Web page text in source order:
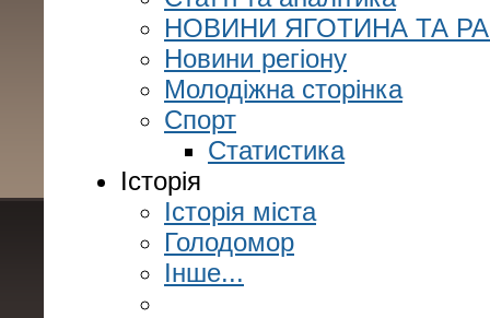
НОВИНИ ЯГОТИНА ТА
Новини регіону
Молодіжна сторінка
Спорт
Статистика
Історія
Історія міста
Голодомор
Інше...